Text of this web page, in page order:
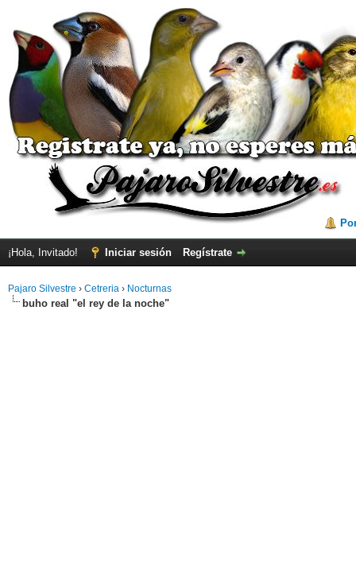
¡Hola, Invitado! Iniciar sesión Regístrate
Pajaro Silvestre › Cetreria › Nocturnas
buho real "el rey de la noche"